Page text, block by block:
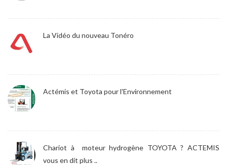
La Vidéo du nouveau Tonéro
Actémis et Toyota pour l'Environnement
Chariot à moteur hydrogène TOYOTA ? ACTEMIS
vous en dit plus ..